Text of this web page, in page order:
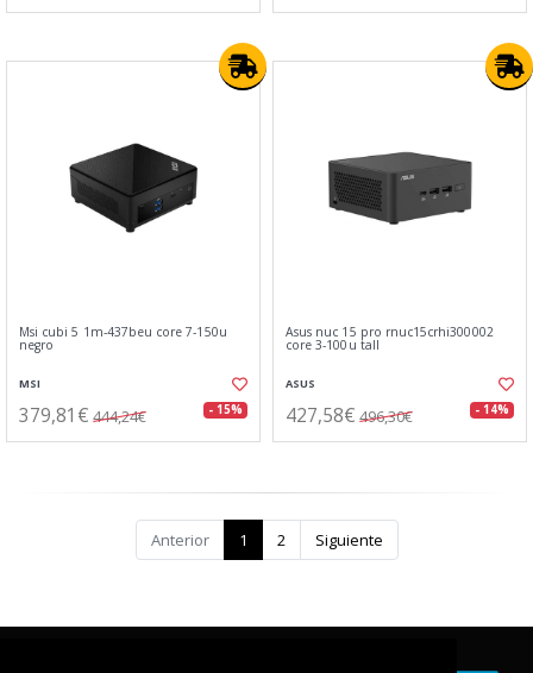
Msi cubi 5 1m-437beu core 7-150u
negro
MSI
379,81€ 444,24€ - 15%
Asus nuc 15 pro rnuc15crhi300002
core 3-100u tall
ASUS
427,58€ 496,30€ - 14%
Anterior 1 2 Siguiente